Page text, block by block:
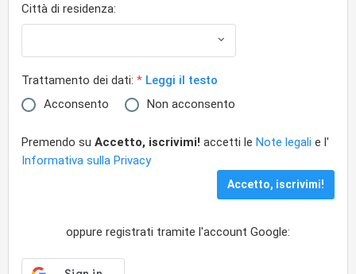
Città di residenza:
Trattamento dei dati:
Leggi il testo
Acconsento
Non acconsento
Premendo su Accetto, iscrivimi! accetti le Note legali e l'
Informativa sulla Privacy
oppure registrati tramite l'account Google: